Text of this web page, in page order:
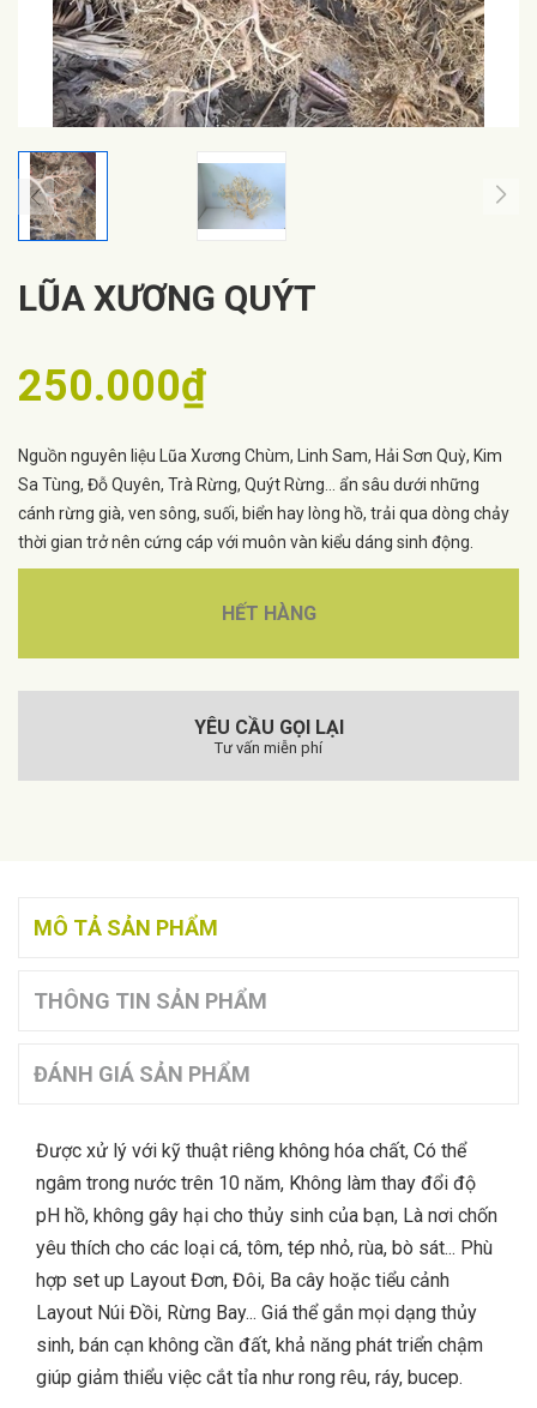
LŨA XƯƠNG QUÝT
250.000₫
Nguồn nguyên liệu Lũa Xương Chùm, Linh Sam, Hải Sơn Quỳ, Kim
Sa Tùng, Đỗ Quyên, Trà Rừng, Quýt Rừng... ẩn sâu dưới những
cánh rừng già, ven sông, suối, biển hay lòng hồ, trải qua dòng chảy
thời gian trở nên cứng cáp với muôn vàn kiểu dáng sinh động.
HẾT HÀNG
YÊU CẦU GỌI LẠI
Tư vấn miễn phí
MÔ TẢ SẢN PHẨM
THÔNG TIN SẢN PHẨM
ĐÁNH GIÁ SẢN PHẨM
Được xử lý với kỹ thuật riêng không hóa chất, Có thể
ngâm trong nước trên 10 năm, Không làm thay đổi độ
pH hồ, không gây hại cho thủy sinh của bạn, Là nơi chốn
yêu thích cho các loại cá, tôm, tép nhỏ, rùa, bò sát... Phù
hợp set up Layout Đơn, Đôi, Ba cây hoặc tiểu cảnh
Layout Núi Đồi, Rừng Bay... Giá thể gắn mọi dạng thủy
sinh, bán cạn không cần đất, khả năng phát triển chậm
giúp giảm thiểu việc cắt tỉa như rong rêu, ráy, bucep.